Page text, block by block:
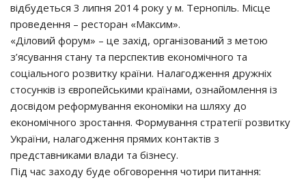
відбудеться 3 липня 2014 року у м. Тернопіль. Місце
проведення – ресторан «Максим».
«Діловий форум» – це захід, організований з метою
з’ясування стану та перспектив економічного та
соціального розвитку країни. Налагодження дружніх
стосунків із європейськими країнами, ознайомлення із
досвідом реформування економіки на шляху до
економічного зростання. Формування стратегії розвитку
України, налагодження прямих контактів з
представниками влади та бізнесу.
Під час заходу буде обговорення чотири питання: